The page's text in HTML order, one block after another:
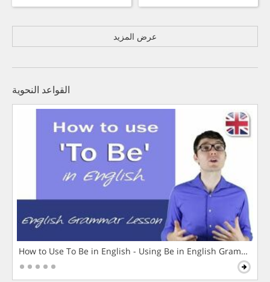
عرض المزيد
القواعد النحوية
How to Use To Be in English - Using Be in English Grammar